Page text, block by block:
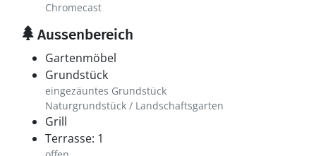
Chromecast
Aussenbereich
Gartenmöbel
Grundstück
eingezäuntes Grundstück
Naturgrundstück / Landschaftsgarten
Grill
Terrasse: 1